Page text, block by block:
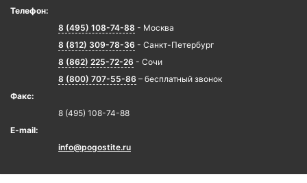
Телефон:
8 (495) 108-74-88 - Москва
8 (812) 309-78-36 - Санкт-Петербург
8 (862) 225-72-26 - Сочи
8 (800) 707-55-86 – бесплатный звонок
Факс:
8 (495) 108-74-88
E-mail:
info@pogostite.ru